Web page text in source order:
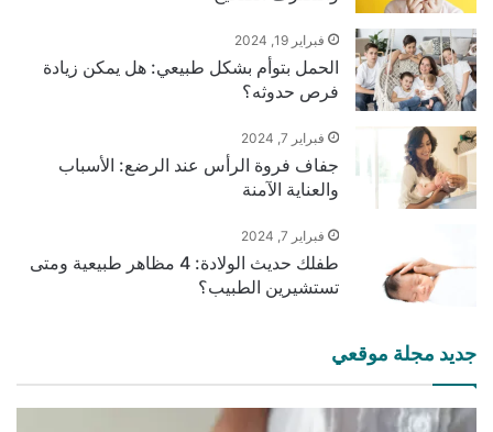
فبراير 19, 2024
الحمل بتوأم بشكل طبيعي: هل يمكن زيادة
فرص حدوثه؟
فبراير 7, 2024
جفاف فروة الرأس عند الرضع: الأسباب
والعناية الآمنة
فبراير 7, 2024
طفلك حديث الولادة: 4 مظاهر طبيعية ومتى
تستشيرين الطبيب؟
جديد مجلة موقعي